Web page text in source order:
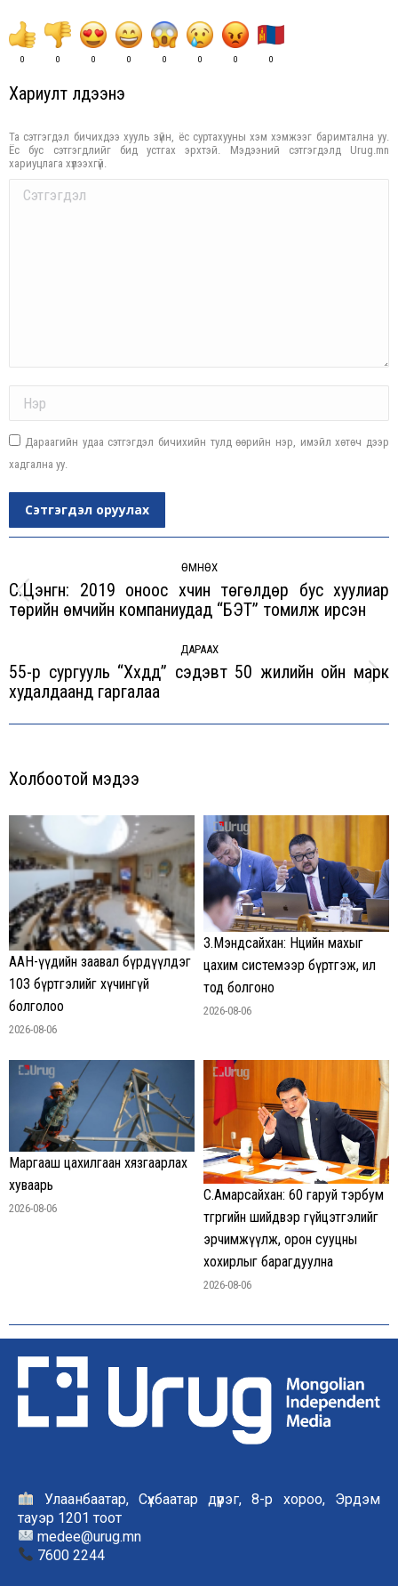
0 0 0 0 0 0 0 0
Хариулт үлдээнэ үү
Та сэтгэгдэл бичихдээ хууль зүйн, ёс суртахууны хэм хэмжээг баримтална уу.
Ёс бус сэтгэгдлийг бид устгах эрхтэй. Мэдээний сэтгэгдэлд Urug.mn
хариуцлага хүлээхгүй.
Comment
Дараагийн удаа сэтгэгдэл бичихийн тулд өөрийн нэр, имэйл хөтөч дээр
хадгална уу.
Сэтгэгдэл оруулах
ӨМНӨХ
Previous
post:
С.Цэнгүүн: 2019 оноос хүчин төгөлдөр бус хуулиар
төрийн өмчийн компаниудад “БЭТ” томилж ирсэн
ДАРААХ
Next
55-р сургууль “Хүүхдүүд” сэдэвт 50 жилийн ойн марк
худалдаанд гаргалаа
Холбоотой мэдээ
ААН-үүдийн заавал бүрдүүлдэг
103 бүртгэлийг хүчингүй
болголоо
2026-08-06
З.Мэндсайхан: Нөөцийн махыг
цахим системээр бүртгэж, ил
тод болгоно
2026-08-06
Маргааш цахилгаан хязгаарлах
хуваарь
2026-08-06
С.Амарсайхан: 60 гаруй тэрбум
төгрөгийн шийдвэр гүйцэтгэлийг
эрчимжүүлж, орон сууцны
хохирлыг барагдуулна
2026-08-06
Улаанбаатар, Сүхбаатар дүүрэг, 8-р хороо, Эрдэм
тауэр 1201 тоот
medee@urug.mn
7600 2244